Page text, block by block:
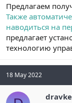
Предлагаем
Также
наводиться на
предлагает
технологию
18 May 2022